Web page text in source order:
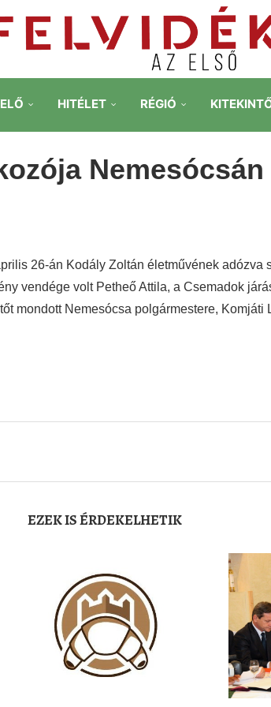
HITÉLET RÉGIÓ
Nemesócsán
26-án Kodály Zoltán életművének adózva
vendége volt Petheő Attila, a Csemadok
mondott Nemesócsa polgármestere, Komjáti
EZEK IS ÉRDEKELHETIK